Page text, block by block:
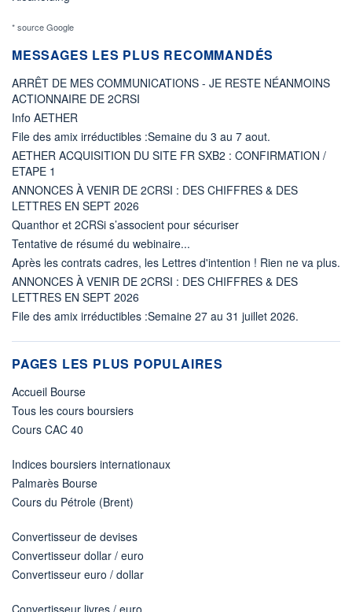
* source Google
MESSAGES LES PLUS RECOMMANDÉS
ARRÊT DE MES COMMUNICATIONS - JE RESTE NÉANMOINS
ACTIONNAIRE DE 2CRSI
Info AETHER
File des amix irréductibles :Semaine du 3 au 7 aout.
AETHER ACQUISITION DU SITE FR SXB2 : CONFIRMATION /
ETAPE 1
ANNONCES À VENIR DE 2CRSI : DES CHIFFRES & DES
LETTRES EN SEPT 2026
Quanthor et 2CRSi s’associent pour sécuriser
Tentative de résumé du webinaire...
Après les contrats cadres, les Lettres d'intention ! Rien ne va plus.
ANNONCES À VENIR DE 2CRSI : DES CHIFFRES & DES
LETTRES EN SEPT 2026
File des amix irréductibles :Semaine 27 au 31 juillet 2026.
PAGES LES PLUS POPULAIRES
Accueil Bourse
Tous les cours boursiers
Cours CAC 40
Indices boursiers internationaux
Palmarès Bourse
Cours du Pétrole (Brent)
Convertisseur de devises
Convertisseur dollar / euro
Convertisseur euro / dollar
Convertisseur livres / euro